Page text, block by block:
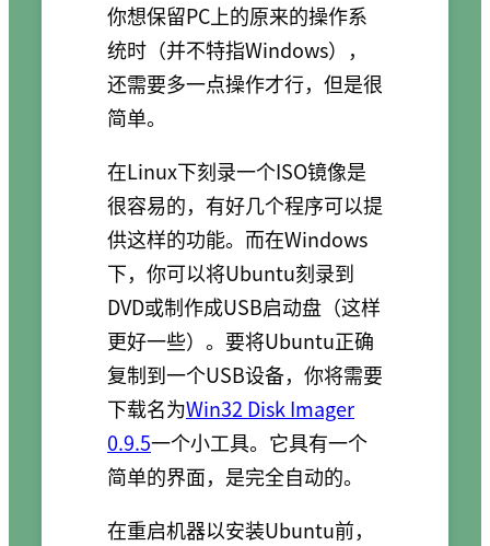
你想保留PC上的原来的操作系
统时（并不特指Windows），
还需要多一点操作才行，但是很
简单。
在Linux下刻录一个ISO镜像是
很容易的，有好几个程序可以提
供这样的功能。而在Windows
下，你可以将Ubuntu刻录到
DVD或制作成USB启动盘（这样
更好一些）。要将Ubuntu正确
复制到一个USB设备，你将需要
下载名为Win32 Disk Imager
0.9.5一个小工具。它具有一个
简单的界面，是完全自动的。
在重启机器以安装Ubuntu前，